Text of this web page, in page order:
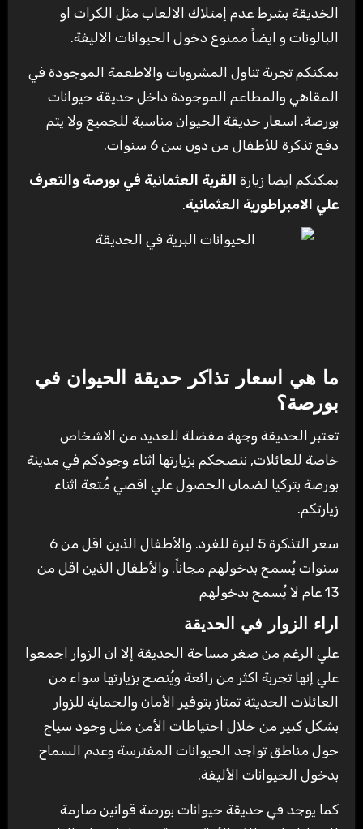
الخديقة بشرط عدم إمتلاك الالعاب مثل الكرات او
البالونات و ايضاً ممنوع دخول الحيوانات الاليفة.
يمكنكم تجربة تناول المشروبات والاطعمة الموجودة في
المقاهي والمطاعم الموجودة داخل حديقة حيوانات
بورصة. اسعار حديقة الحيوان مناسبة للجميع ولا يتم
دفع تذكرة للأطفال من دون سن 6 سنوات.
يمكنكم ايضا زيارة القرية العثمانية في بورصة والتعرف
علي الامبراطورية العثمانية.
ما هي اسعار تذاكر حديقة الحيوان في
بورصة؟
تعتبر الحديقة وجهة مفضلة للعديد من الاشخاص
خاصة للعائلات, ننصحكم بزيارتها اثناء وجودكم في مدينة
بورصة بتركيا لضمان الحصول علي اقصي مُتعة اثناء
زيارتكم.
سعر التذكرة 5 ليرة للفرد. والأطفال الذين اقل من 6
سنوات يُسمح بدخولهم مجاناً. والأطفال الذين اقل من
13 عام لا يُسمح بدخولهم
اراء الزوار في الحديقة
علي الرغم من صغر مساحة الحديقة إلا ان الزوار اجمعوا
علي إنها تجربة اكثر من رائعة ويُنصح بزيارتها سواء من
العائلات الحديثة تمتاز بتوفير الأمان والحماية للزوار
بشكل كبير من خلال احتياطات الأمن مثل وجود سياج
حول مناطق تواجد الحيوانات المفترسة وعدم السماح
بدخول الحيوانات الأليفة.
كما يوجد في حديقة حيوانات بورصة قوانين صارمة